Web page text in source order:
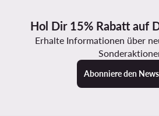
Hol Dir 15% Rabatt auf
Erhalte Informationen über
Abonniere den